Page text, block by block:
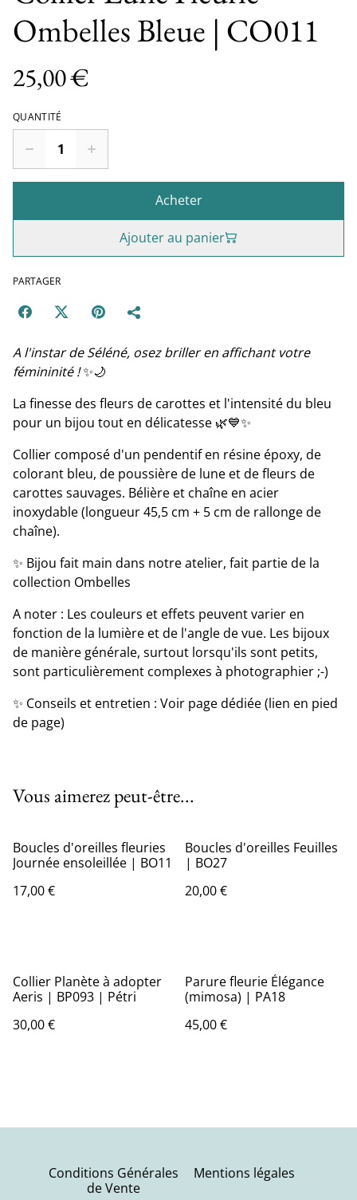
Ombelles Bleue | CO011
25,00 €
QUANTITÉ
Acheter
Ajouter au panier
PARTAGER
A l'instar de Séléné, osez briller en affichant votre
fémininité !✨🌙
La finesse des fleurs de carottes et l'intensité du bleu
pour un bijou tout en délicatesse 🌿💙✨
Collier composé d'un pendentif en résine époxy, de
colorant bleu, de poussière de lune et de fleurs de
carottes sauvages. Bélière et chaîne en acier
inoxydable (longueur 45,5 cm + 5 cm de rallonge de
chaîne).
✨ Bijou fait main dans notre atelier, fait partie de la
collection Ombelles
A noter : Les couleurs et effets peuvent varier en
fonction de la lumière et de l'angle de vue. Les bijoux
de manière générale, surtout lorsqu'ils sont petits,
sont particulièrement complexes à photographier ;-)
✨ Conseils et entretien : Voir page dédiée (lien en pied
de page)
Vous aimerez peut-être...
Boucles d'oreilles fleuries
Journée ensoleillée | BO11
17,00 €
Boucles d'oreilles Feuilles
| BO27
20,00 €
Collier Planète à adopter
Aeris | BP093 | Pétri
30,00 €
Parure fleurie Élégance
(mimosa) | PA18
45,00 €
Conditions Générales
de Vente
Mentions légales